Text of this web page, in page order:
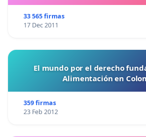
33 565 firmas
17 Dec 2011
El mundo por el derecho
Alimentación en
359 firmas
23 Feb 2012